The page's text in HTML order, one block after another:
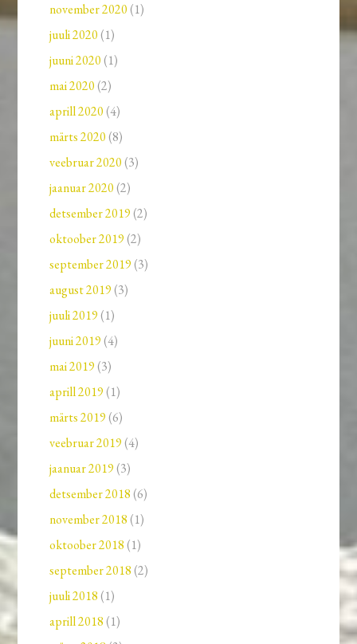
november 2020 (1)
juuli 2020 (1)
juuni 2020 (1)
mai 2020 (2)
aprill 2020 (4)
märts 2020 (8)
veebruar 2020 (3)
jaanuar 2020 (2)
detsember 2019 (2)
oktoober 2019 (2)
september 2019 (3)
august 2019 (3)
juuli 2019 (1)
juuni 2019 (4)
mai 2019 (3)
aprill 2019 (1)
märts 2019 (6)
veebruar 2019 (4)
jaanuar 2019 (3)
detsember 2018 (6)
november 2018 (1)
oktoober 2018 (1)
september 2018 (2)
juuli 2018 (1)
aprill 2018 (1)